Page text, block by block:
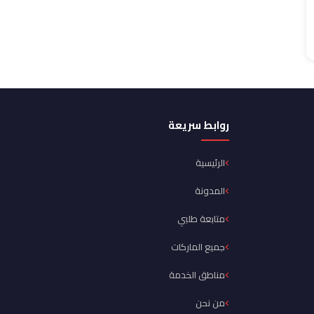
روابط سريعة
الرئيسية
المدونة
متابعة طلبي
جميع الماركات
مناطق الخدمة
من نحن